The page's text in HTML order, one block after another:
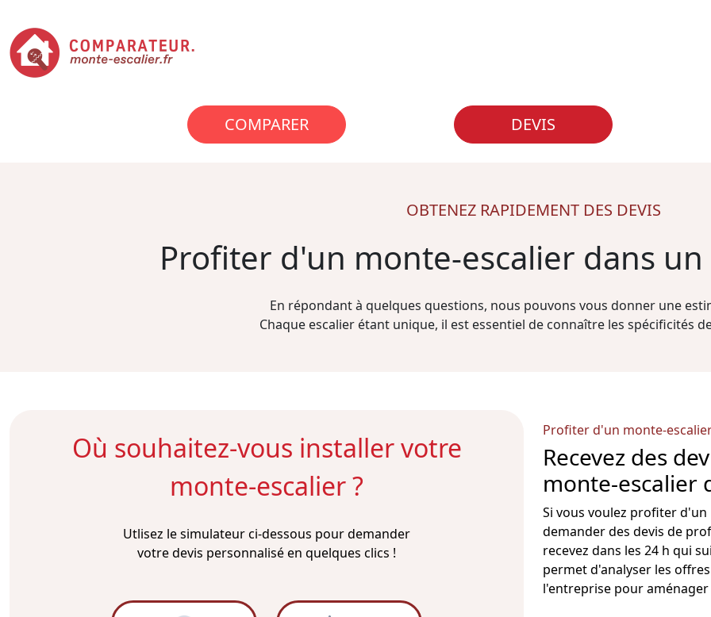
COMPARER DEVIS
OBTENEZ RAPIDEMENT DES DEVIS
Profiter d'un monte-escalier dans
En répondant à quelques questions, nous pouvons vous donner une
Chaque escalier étant unique, il est essentiel de connaître les spécificités
Où souhaitez-vous installer votre
monte-escalier ?
Utlisez le simulateur ci-dessous pour demander
votre devis personnalisé en quelques clics !
Profiter d'un monte-
Recevez des
monte-escalier
Si vous voulez profiter d'un
demander des devis de
recevez dans les 24 h qui
permet d'analyser les
l'entreprise pour